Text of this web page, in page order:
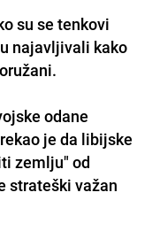
su se tenkovi
najavljivali kako
odane
je da libijske
zemlju" od
strateški važan